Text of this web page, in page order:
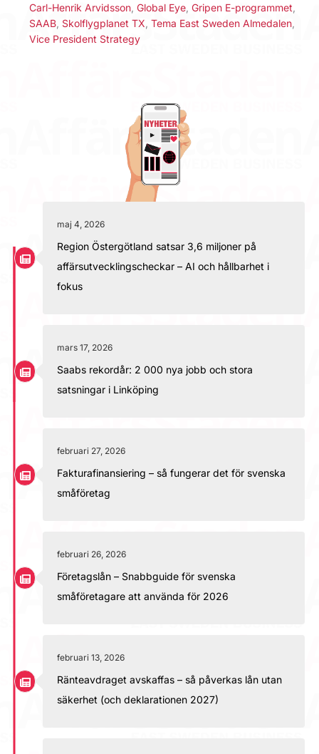
Carl-Henrik Arvidsson Global Eye Gripen E-programmet
SAAB Skolflygplanet TX Tema East Sweden Almedalen
Vice President Strategy
maj 4, 2026
Region Östergötland satsar 3,6 miljoner på
affärsutvecklingscheckar – AI och hållbarhet i
fokus
mars 17, 2026
Saabs rekordår: 2 000 nya jobb och stora
satsningar i Linköping
februari 27, 2026
Fakturafinansiering – så fungerar det för svenska
småföretag
februari 26, 2026
Företagslån – Snabbguide för svenska
småföretagare att använda för 2026
februari 13, 2026
Ränteavdraget avskaffas – så påverkas lån utan
säkerhet (och deklarationen 2027)